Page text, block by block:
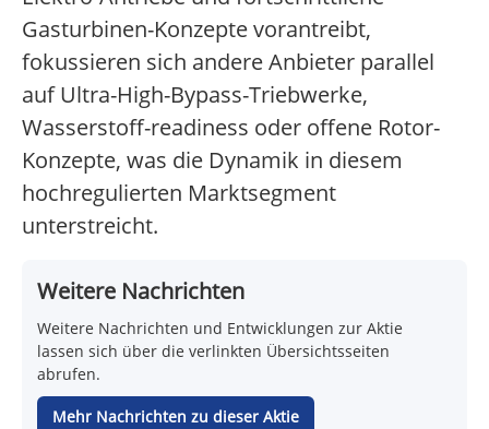
Gasturbinen-Konzepte vorantreibt,
fokussieren sich andere Anbieter parallel
auf Ultra-High-Bypass-Triebwerke,
Wasserstoff-readiness oder offene Rotor-
Konzepte, was die Dynamik in diesem
hochregulierten Marktsegment
unterstreicht.
Weitere Nachrichten
Weitere Nachrichten und Entwicklungen zur Aktie
lassen sich über die verlinkten Übersichtsseiten
abrufen.
Mehr Nachrichten zu dieser Aktie